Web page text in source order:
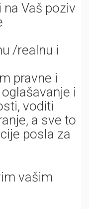
Vaš poziv
/realnu i
pravne i
i
voditi
a sve to
posla za
vašim